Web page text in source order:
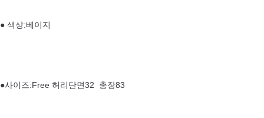
● 색상:베이지
●사이즈:Free 허리단면32 총장83